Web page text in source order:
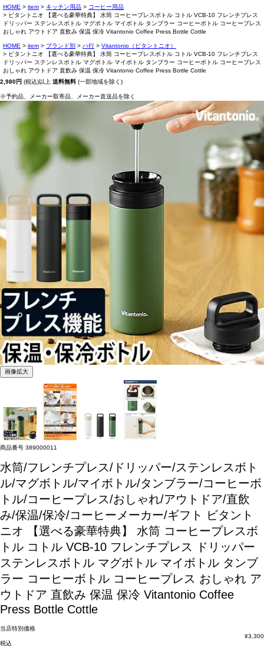
HOME item キッチン用品
コーヒー用品
ビタントニオ 【選べる豪華特典】 水筒 コーヒープレスボトル コトル VCB-10 フレンチプレス
ドリッパー ステンレスボトル マグボトル マイボトル タンブラー コーヒーボトル コーヒープレス
おしゃれ アウトドア 直飲み 保温 保冷 Vitantonio Coffee Press Bottle Cottle
HOME item ブランド別 ハ行
Vitantonio（ビタントニオ）
ビタントニオ 【選べる豪華特典】 水筒 コーヒープレスボトル コトル VCB-10 フレンチプレス
ドリッパー ステンレスボトル マグボトル マイボトル タンブラー コーヒーボトル コーヒープレス
おしゃれ アウトドア 直飲み 保温 保冷 Vitantonio Coffee Press Bottle Cottle
2,980円 (税込)以上 送料無料 (一部地域を除く)
※予約品、メーカー取寄品、メーカー直送品を除く
画像拡大
商品番号 389000011
水筒/フレンチプレス/ドリッパー/ステンレスボト
ル/マグボトル/マイボトル/タンブラー/コーヒーボ
トル/コーヒープレス/おしゃれ/アウトドア/直飲
み/保温/保冷/コーヒーメーカー/ギフト
ビタント
ニオ 【選べる豪華特典】 水筒 コーヒープレスボ
トル コトル VCB-10 フレンチプレス ドリッパー
ステンレスボトル マグボトル マイボトル タンブ
ラー コーヒーボトル コーヒープレス おしゃれ ア
ウトドア 直飲み 保温 保冷 Vitantonio Coffee
Press Bottle Cottle
当店特別価格
¥3,300
税込